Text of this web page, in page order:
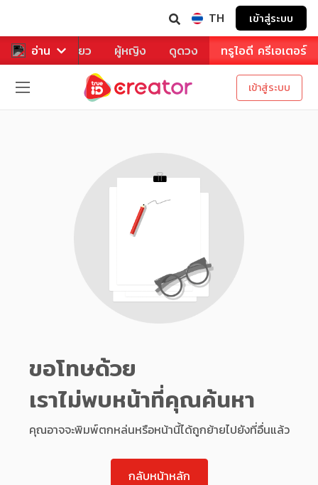
TH เข้าสู่ระบบ
อ่าน
หาร ท่องเที่ยว ผู้หญิง ดูดวง ทรูไอดี ครีเอเตอร์
เข้าสู่ระบบ
ขอโทษด้วย
เราไม่พบหน้าที่คุณค้นหา
คุณอาจจะพิมพ์ตกหล่นหรือหน้านี้ได้ถูกย้ายไปยังที่อื่นแล้ว
กลับหน้าหลัก